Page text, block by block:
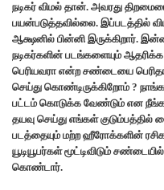
நடிகர் விமல் தான். அவரது
பயன்படுத்தவில்லை. இப்படத்தில்
ஆக்ஷனில் பின்னி இருக்கிறார்.
நடிகர்களின் படங்களையும்
பெரியவரா என்ற சண்டையை
செய்து கொண்டிருக்கிறோம் ?
பட்டம் கொடுக்க வேண்டும் என
தயவு செய்து எங்கள்
படத்தையும் மற்ற ஹீரோக்களின்
யூடியூபர்கள் மூட்டிவிடும்
கொண்டார்.